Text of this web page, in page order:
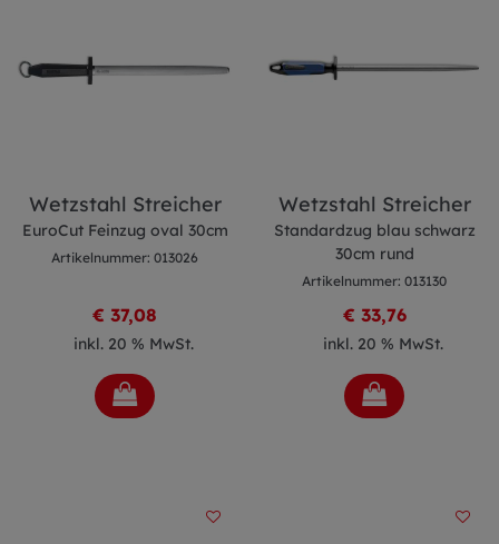
Wetzstahl Streicher
EuroCut Feinzug oval 30cm
Artikelnummer: 013026
€ 37,08
inkl. 20 % MwSt.
Wetzstahl Streicher
Standardzug blau schwarz
30cm rund
Artikelnummer: 013130
€ 33,76
inkl. 20 % MwSt.